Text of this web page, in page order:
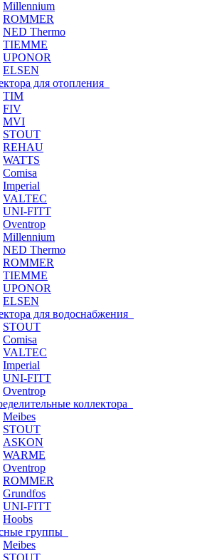
Millennium
ROMMER
NED Thermo
TIEMME
UPONOR
ELSEN
для отопления
TIM
FIV
MVI
STOUT
REHAU
WATTS
Comisa
Imperial
VALTEC
UNI-FITT
Oventrop
Millennium
NED Thermo
ROMMER
TIEMME
UPONOR
ELSEN
для водоснабжения
STOUT
Comisa
VALTEC
Imperial
UNI-FITT
Oventrop
коллектора
Meibes
STOUT
ASKON
WARME
Oventrop
ROMMER
Grundfos
UNI-FITT
Hoobs
группы
Meibes
STOUT